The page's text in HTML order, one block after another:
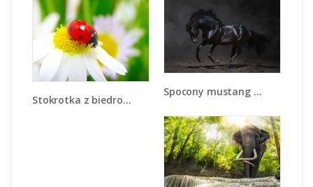
Stokrotka z biedroneczką - Z015
Spocony mustang nocą - Z215